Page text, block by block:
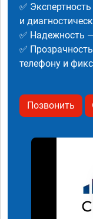
✅
и
✅ Надежность
✅
телефону и
Позвонить